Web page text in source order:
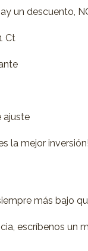
un descuento,
Ct
ajuste
la mejor
más bajo
escríbenos un